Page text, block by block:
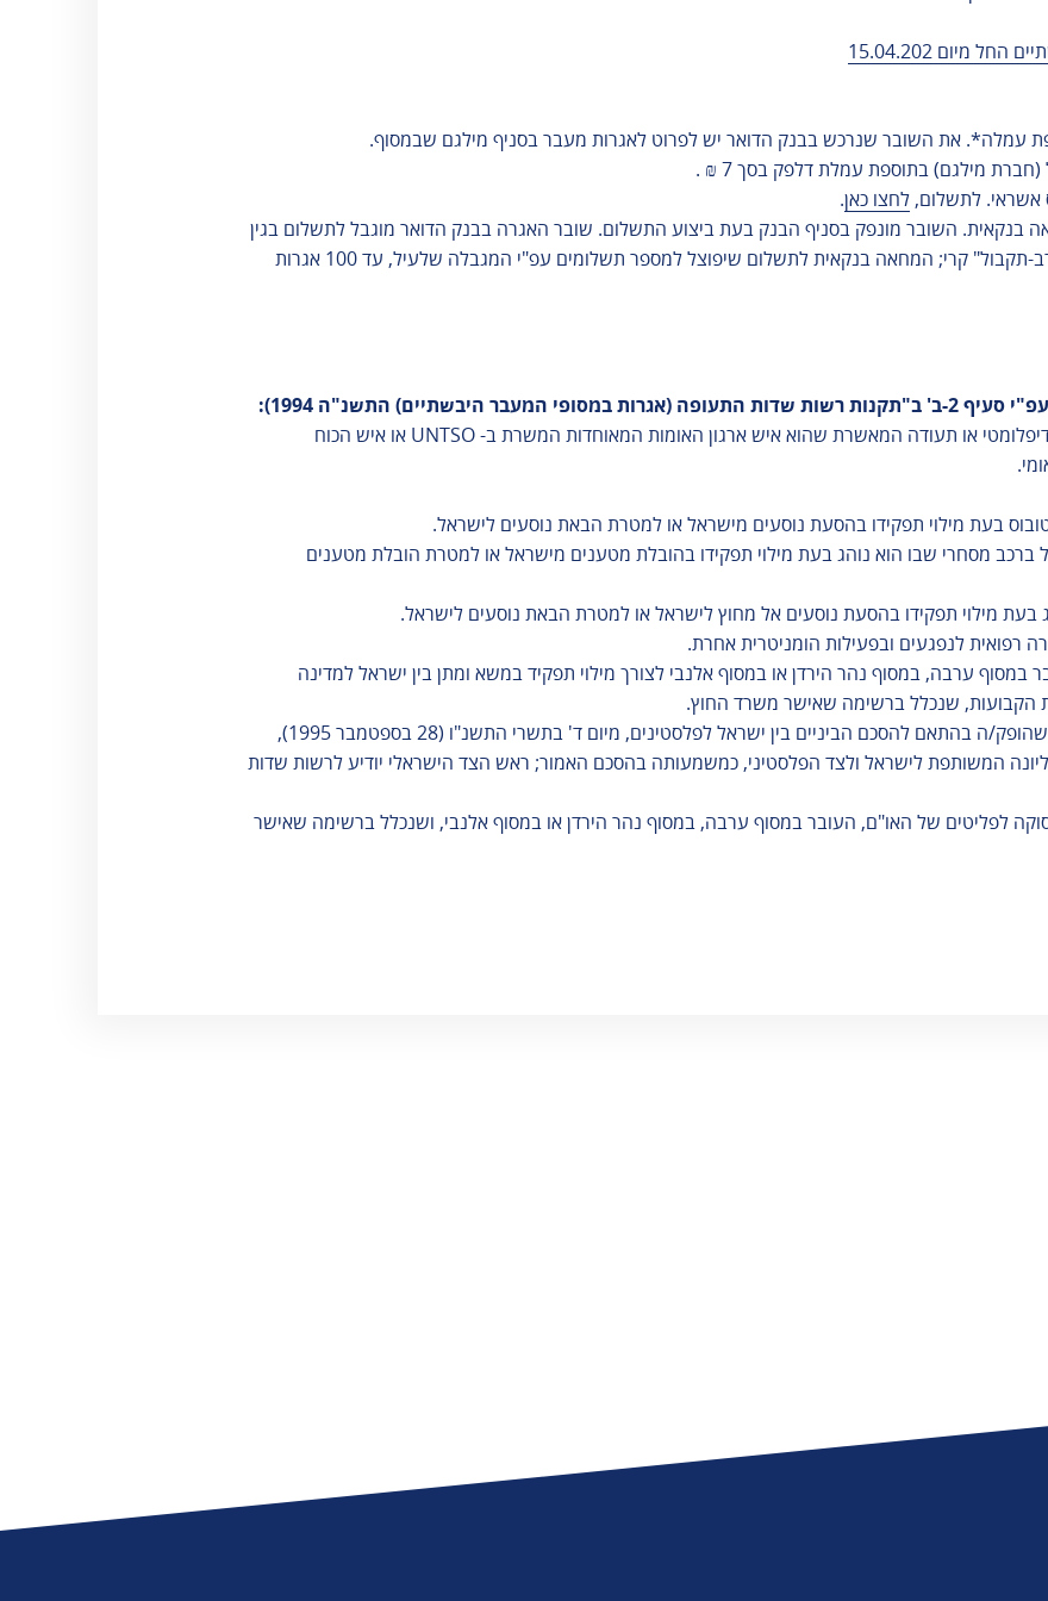
והקליטה
מיום 15.04.202
עמלה*. את השובר שנרכש בבנק הדואר יש לפרוט לאגרות מעבר בסניף מילגם שבמסוף.
מילגם) בתוספת עמלת דלפק בסך 7 ₪ .
אשראי. לתשלום, לחצו כאן.
בנקאית. השובר מונפק בסניף הבנק בעת ביצוע התשלום. שובר האגרה בבנק הדואר מוגבל לתשלום בגין
100 נוסעים בלבד. עם זאת, ניתן לבצע "רב-תקבול" קרי; המחאה בנקאית לתשלום שיפוצל למספר תשלומים עפ"י המגבלה שלעיל, עד 100 אגרות
היבשתיים) התשנ"ה 1994):
1. היוצא אל מחוץ לישראל ויש בידו דרכון דיפלומטי או תעודה המאשרת שהוא איש ארגון האומות המאוחדות המשרת ב- UNTSO או איש הכוח
ברכב מסחרי שבו הוא נוהג בעת מילוי תפקידו בהובלת מטענים מישראל או למטרת הובלת מטענים
ערבה, במסוף נהר הירדן או במסוף אלנבי לצורך מילוי תפקיד במשא ומתן בין ישראל למדינה
שנכלל ברשימה שאישר משרד החוץ.
8. המחזיק בדרכון/תעודת מסע של אח"מ שהופק/ה בהתאם להסכם הביניים בין ישראל לפלסטינים, מיום ד' בתשרי התשנ"ו (28 בספטמבר 1995),
המשותפת לישראל ולצד הפלסטיני, כמשמעותה בהסכם האמור; ראש הצד הישראלי יודיע לרשות שדות
לפליטים של האו"ם, העובר במסוף ערבה, במסוף נהר הירדן או במסוף אלנבי, ושנכלל ברשימה שאישר